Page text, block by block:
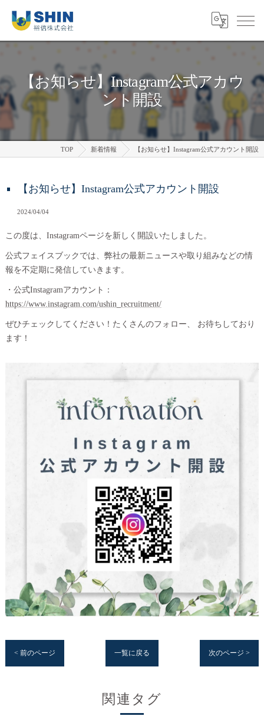
【お知らせ】Instagram公式アカウ
ント開設
TOP 新着情報 【お知らせ】Instagram公式アカウント開設
【お知らせ】Instagram公式アカウント開設
2024/04/04
この度は、Instagramページを新しく開設いたしました。
公式フェイスブックでは、弊社の最新ニュースや取り組みなどの情
報を不定期に発信していきます。
・公式Instagramアカウント：
https://www.instagram.com/ushin_recruitment/
ぜひチェックしてください！たくさんのフォロー、 お待ちしており
ます！
< 前のページ 一覧に戻る 次のページ >
関連タグ